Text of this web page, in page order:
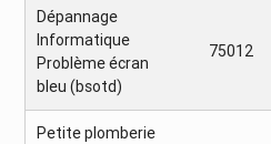
Dépannage
Informatique
Problème écran
bleu (bsotd)
75012
Petite plomberie